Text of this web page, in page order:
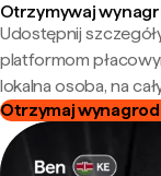
Otrzymywaj
Udostępnij
platformom
lokalna osoba, na
Otrzymaj